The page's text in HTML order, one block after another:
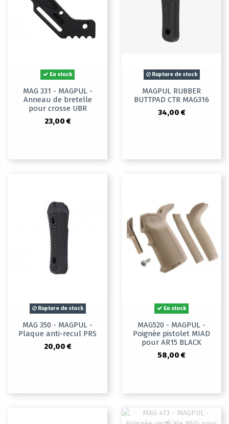
En stock
MAG 331 - MAGPUL -
Anneau de bretelle
pour crosse UBR
23,00 €
Rupture de stock
MAGPUL RUBBER
BUTTPAD CTR MAG316
34,00 €
Rupture de stock
MAG 350 - MAGPUL -
Plaque anti-recul PRS
20,00 €
En stock
MAG520 - MAGPUL -
Poignée pistolet MIAD
pour AR15 BLACK
58,00 €